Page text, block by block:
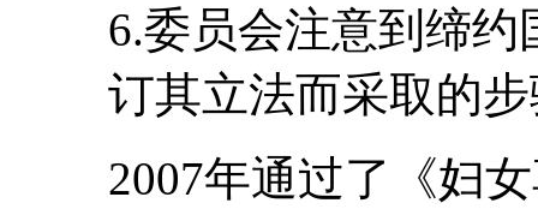
6.委员会注意到缔
订其立法而采取的
2007年通过了《妇